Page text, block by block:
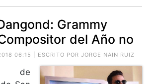
Grammy
del Año no
06:15 | ESCRITO POR JORGE NAIN RUIZ
de